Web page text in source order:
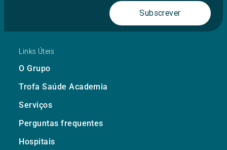
Subscrever
Links Úteis
O Grupo
Trofa Saúde Academia
Serviços
Perguntas frequentes
Hospitais